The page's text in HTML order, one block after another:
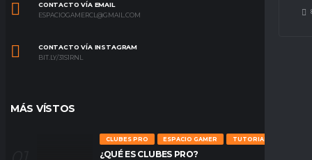
CONTACTO VÍA EMAIL
ESPACIOGAMERCL@GMAIL.COM
CONTACTO VÍA INSTAGRAM
BIT.LY/31S1RNL
MÁS VÍSTOS
CLUBES PRO ESPACIO GAMER TUTORIALES
¿QUÉ ES CLUBES PRO?